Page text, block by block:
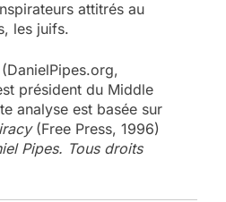
attitrés au
les juifs.
président du Middle
analyse est basée sur
(Free Press, 1996)
Pipes. Tous droits